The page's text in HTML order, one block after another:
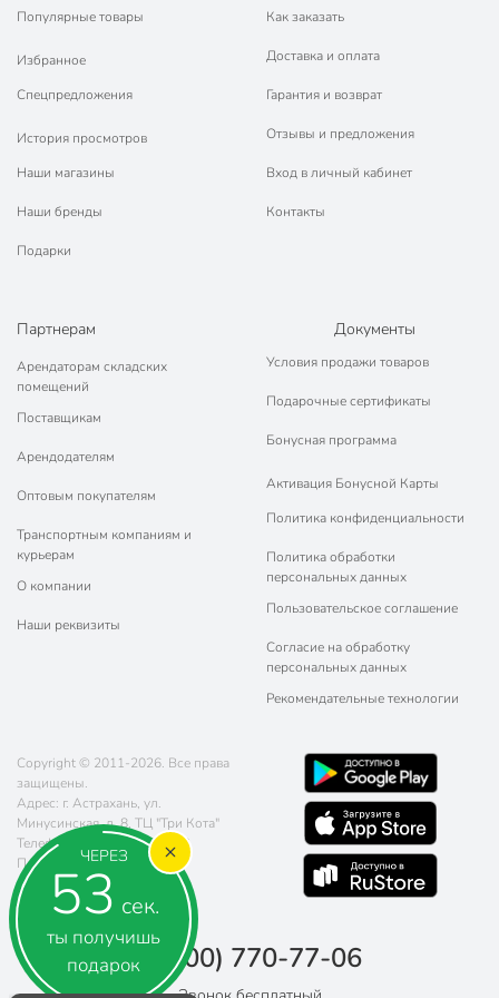
ЧЕРЕЗ
53 сек.
ты получишь
подарок
Популярные товары
Избранное
Спецпредложения
История просмотров
Наши магазины
Наши бренды
Подарки
Как заказать
Доставка и оплата
Гарантия и возврат
Отзывы и предложения
Вход в личный кабинет
Контакты
Партнерам
Арендаторам складских
помещений
Поставщикам
Арендодателям
Оптовым покупателям
Транспортным компаниям и
курьерам
О компании
Наши реквизиты
Документы
Условия продажи товаров
Подарочные сертификаты
Бонусная программа
Активация Бонусной Карты
Политика конфиденциальности
Политика обработки
персональных данных
Пользовательское соглашение
Согласие на обработку
персональных данных
Рекомендательные технологии
Copyright © 2011-2026. Все права
защищены.
Адрес: г. Астрахань, ул.
Минусинская, д. 8, ТЦ "Три Кота"
Телефон:
8 (800) 770-77-06
Почта:
sales@poryadok.ru
8 (800) 770-77-06